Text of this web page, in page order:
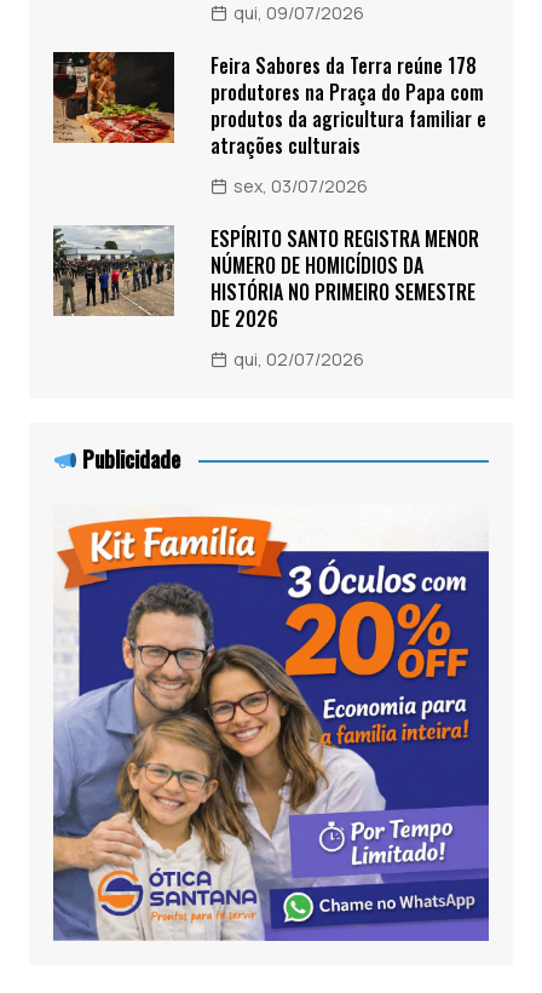
qui, 09/07/2026
Feira Sabores da Terra reúne 178
produtores na Praça do Papa com
produtos da agricultura familiar e
atrações culturais
sex, 03/07/2026
ESPÍRITO SANTO REGISTRA MENOR
NÚMERO DE HOMICÍDIOS DA
HISTÓRIA NO PRIMEIRO SEMESTRE
DE 2026
qui, 02/07/2026
Publicidade